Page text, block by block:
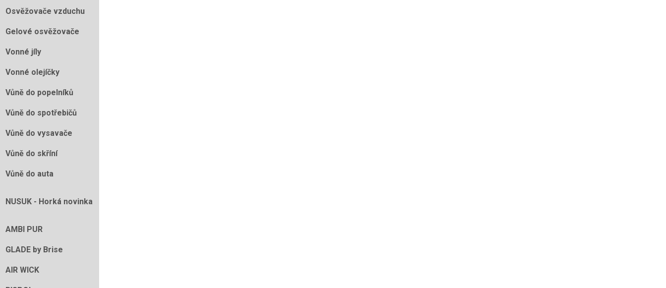
Osvěžovače vzduchu
Gelové osvěžovače
Vonné jíly
Vonné olejíčky
Vůně do popelníků
Vůně do spotřebičů
Vůně do vysavače
Vůně do skříní
Vůně do auta
NUSUK - Horká novinka
AMBI PUR
GLADE by Brise
AIR WICK